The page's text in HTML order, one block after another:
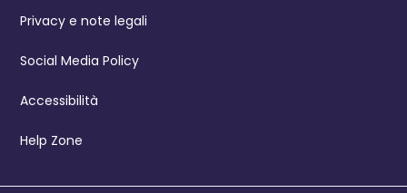
Privacy e note legali
Social Media Policy
Accessibilità
Help Zone